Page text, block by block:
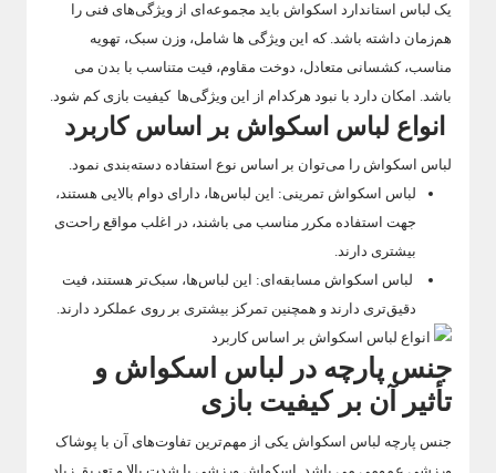
یک لباس استاندارد اسکواش باید مجموعه‌ای از ویژگی‌های فنی را
هم‌زمان داشته باشد. که این ویژگی ها شامل، وزن سبک، تهویه
مناسب، کشسانی متعادل، دوخت مقاوم، فیت متناسب با بدن می
باشد. امکان دارد با نبود هرکدام از این ویژگی‌ها کیفیت بازی کم شود.
انواع لباس اسکواش بر اساس کاربرد
لباس اسکواش را می‌توان بر اساس نوع استفاده دسته‌بندی نمود.
لباس اسکواش تمرینی: این لباس‌ها، دارای دوام بالایی هستند،
جهت استفاده مکرر مناسب‌ می باشند، در اغلب مواقع راحت‌ی
بیشتری دارند.
لباس اسکواش مسابقه‌ای: این لباس‌ها، سبک‌تر هستند، فیت
دقیق‌تری دارند و همچنین تمرکز بیشتری بر روی عملکرد دارند.
جنس پارچه در لباس اسکواش و
تأثیر آن بر کیفیت بازی
جنس پارچه لباس اسکواش یکی از مهم‌ترین تفاوت‌های آن با پوشاک